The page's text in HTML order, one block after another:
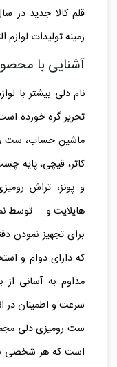
قلم کالا جدید در
زمینه تولیدات
آشنایی با
نام دلی بیشتر با
تحریر گره خورده
ماشین حساب، ست
کاتر، قیچی، پایه
و پونز، تراش
هایلایت و ... توسط
برای تجهیز نمودن
که دارای دوام و
مداوم به آسانی
سرعت و اطمینان در
ست رومیزی دلی
است که هر شخصی بر